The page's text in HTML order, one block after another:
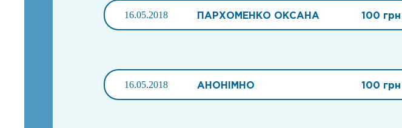
16.05.2018 ПАРХОМЕНКО ОКСАНА 100 грн
16.05.2018 АНОНІМНО 100 грн